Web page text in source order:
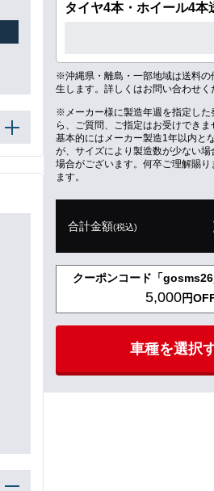
タイヤ4本・ホイール4本
※沖縄県・離島・一部地域は送料の
生します。詳しくはお問い合わせく
※メーカー様に製造年週を指定した
ら、ご質問、ご指定はお受けできま
基本的にはメーカー製造1年以内と
が、サイズにより製造数が少ない
場合がございます。何卒ご理解賜り
ます。
合計金額(税込)
クーポンコード「
5,000円
車種を選択